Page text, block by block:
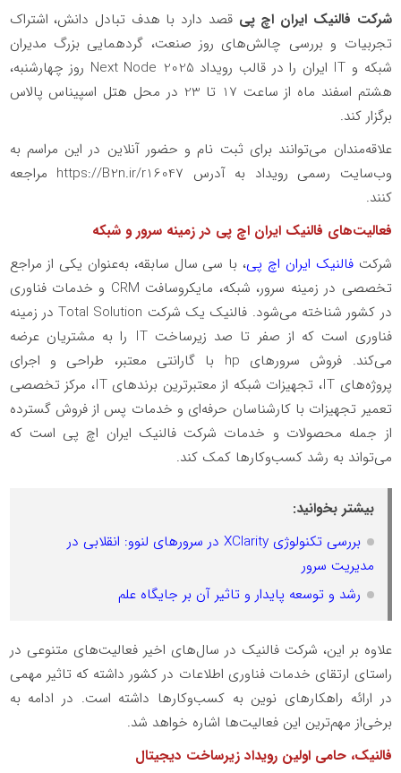
شرکت فالنیک ایران اچ‌ پی قصد دارد با هدف تبادل دانش، اشتراک
تجربیات و بررسی چالش‌های روز صنعت، گردهمایی بزرگ مدیران
شبکه و IT ایران را در قالب رویداد Next Node 2025 روز چهارشنبه،
هشتم اسفند ماه از ساعت 17 تا 23 در محل هتل اسپیناس پالاس
برگزار کند.
علاقه‌مندان می‌توانند برای ثبت نام و حضور آنلاین در این مراسم به
وب‌سایت رسمی رویداد به آدرس https://B2n.ir/r16047 مراجعه
کنند.
فعالیت‌های فالنیک ایران اچ پی در زمینه سرور و شبکه
شرکتفالنیک ایران اچ ‌پی، با سی سال سابقه، به‌عنوان یکی از مراجع
تخصصی در زمینه سرور، شبکه، مایکروسافت CRM و خدمات فناوری
در کشور شناخته می‌شود. فالنیک یک شرکت Total Solutionدر زمینه
فناوری است که از صفر تا صد زیرساختIT را به مشتریان عرضه
می‌کند. فروش سرورهای hp با گارانتی معتبر، طراحی و اجرای
پروژه‌هایIT، تجهیزات شبکه از معتبرترین برندهایIT، مرکز تخصصی
تعمیر تجهیزات با کارشناسان حرفه‌ای و خدمات پس از فروش گسترده
از جمله محصولات و خدمات شرکت فالنیک ایران اچ ‌پی است که
می‌تواند به رشد کسب‌وکارها کمک کند.
بیشتر بخوانید:
بررسی تکنولوژی XClarity در سرورهای لنوو: انقلابی در
مدیریت سرور
رشد و توسعه پایدار و تاثیر آن بر جایگاه علم
علاوه ‌بر این، شرکت فالنیک در سال‌های اخیر فعالیت‌های متنوعی در
راستای ارتقای خدمات فناوری اطلاعات در کشور داشته که تاثیر مهمی
در ارائه راهکارهای نوین به کسب‌وکارها داشته است. در ادامه به
برخی‌از مهم‌ترین این فعالیت‌ها اشاره خواهد شد.
فالنیک، حامی اولین رویداد زیرساخت دیجیتال